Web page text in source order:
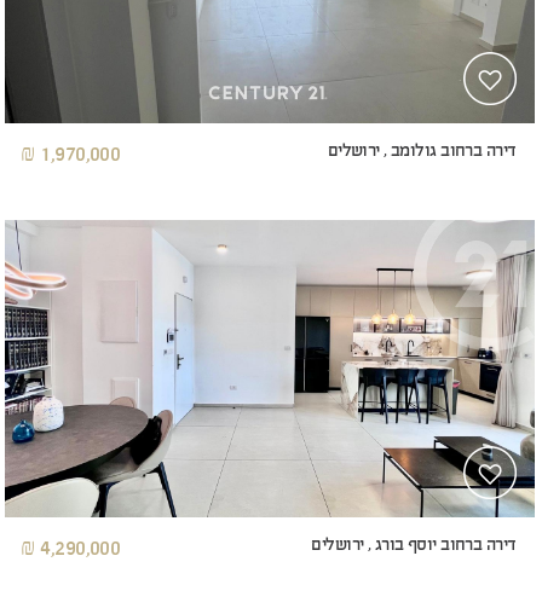
דירה ברחוב גולומב , ירושלים 1,970,000 ₪
דירה ברחוב יוסף בורג , ירושלים 4,290,000 ₪